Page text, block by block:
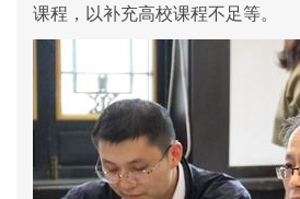
课程，以补充高校课程不足等。